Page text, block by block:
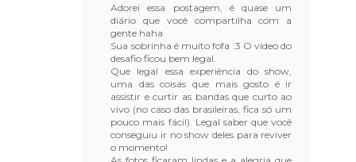
Adorei essa postagem, é quase um
diário que você compartilha com a
gente haha
Sua sobrinha é muito fofa :3 O vídeo do
desafio ficou bem legal.
Que legal essa experiência do show,
uma das coisas que mais gosto é ir
assistir e curtir as bandas que curto ao
vivo (no caso das brasileiras, fica só um
pouco mais fácil). Legal saber que você
conseguiu ir no show deles para reviver
o momento!